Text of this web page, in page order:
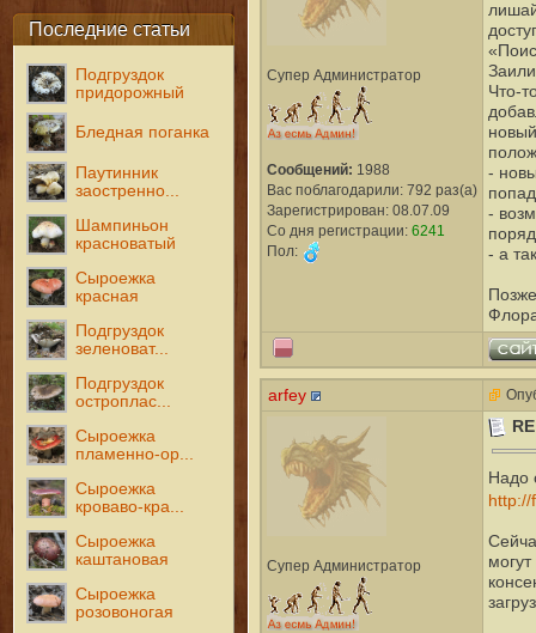
Последние статьи
Подгруздок
придорожный
Бледная поганка
Паутинник
заостренно...
Шампиньон
красноватый
Сыроежка
красная
Подгруздок
зеленоват...
Подгруздок
остроплас...
Сыроежка
пламенно-ор...
Сыроежка
кроваво-кра...
Сыроежка
каштановая
Сыроежка
розовоногая
Супер Администратор
Сообщений: 1988
Вас поблагодарили: 792 раз(а)
Зарегистрирован: 08.07.09
Со дня регистрации: 6241
Пол:
Что-
-
-
- а
arfey
Супер Администратор
Надо
http://